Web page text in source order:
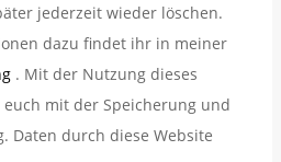
jederzeit wieder löschen.
dazu findet ihr in meiner
. Mit der Nutzung dieses
mit der Speicherung und
Daten durch diese Website